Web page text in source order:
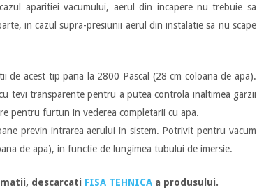
aparitiei vacumului, aerul din incapere nu trebuie sa
in cazul supra-presiunii aerul din instalatie sa nu scape
de acest tip pana la 2800 Pascal (28 cm coloana de apa).
tevi transparente pentru a putea controla inaltimea garzii
pentru furtun in vederea completarii cu apa.
previn intrarea aerului in sistem. Potrivit pentru vacum
de apa), in functie de lungimea tubului de imersie.
descarcati FISA TEHNICA a produsului.